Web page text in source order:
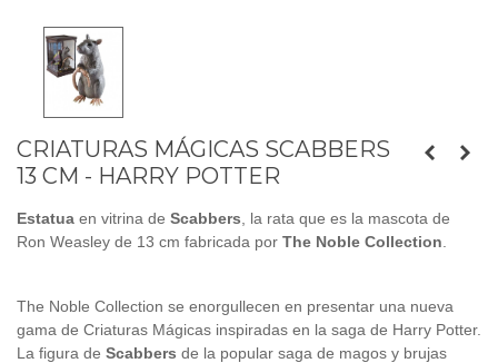
CRIATURAS MÁGICAS SCABBERS
13 CM - HARRY POTTER
Estatua en vitrina de Scabbers , la rata que es la mascota de
Ron Weasley de 13 cm fabricada por The Noble Collection
The Noble Collection se enorgullecen en presentar una nueva
gama de Criaturas Mágicas inspiradas en la saga de Harry Potter.
La figura de Scabbers de la popular saga de magos y brujas